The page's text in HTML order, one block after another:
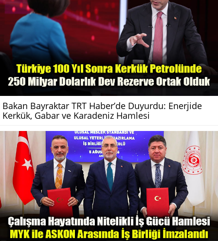
Bakan Bayraktar TRT Haber’de Duyurdu: Enerjide
Kerkük, Gabar ve Karadeniz Hamlesi